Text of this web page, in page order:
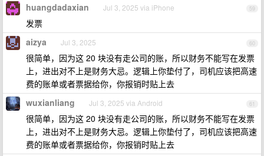
59
huangdadaxian Jul 3, 2025 via iPhone
发票
60
aizya Jul 3, 2025
很简单，因为这 20 块没有走公司的账，所以财务不能写在发票
上，进出对不上是财务大忌。逻辑上你垫付了，司机应该把高速
费的账单或者票据给你，你报销时贴上去
61
wuxianliang Jul 3, 2025 via Android
很简单，因为这 20 块没有走公司的账，所以财务不能写在发票
上，进出对不上是财务大忌。逻辑上你垫付了，司机应该把高速
费的账单或者票据给你，你报销时贴上去